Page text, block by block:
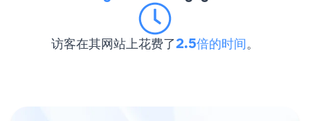
访客在其网站上花费了2.5倍的时间。